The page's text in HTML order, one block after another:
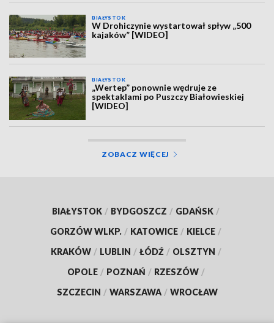
BIAŁYSTOK
W Drohiczynie wystartował spływ „500
kajaków” [WIDEO]
BIAŁYSTOK
„Wertep” ponownie wędruje ze
spektaklami po Puszczy Białowieskiej
[WIDEO]
ZOBACZ WIĘCEJ
BIAŁYSTOK / BYDGOSZCZ / GDAŃSK /
GORZÓW WLKP. / KATOWICE / KIELCE /
KRAKÓW / LUBLIN / ŁÓDŹ / OLSZTYN /
OPOLE / POZNAŃ / RZESZÓW /
SZCZECIN / WARSZAWA / WROCŁAW